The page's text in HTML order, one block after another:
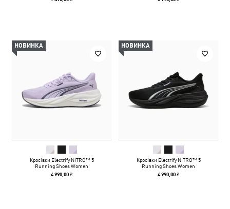
НОВИНКА
Кросівки Electrify NITRO™ 5
Running Shoes Women
4 990,00 ₴
НОВИНКА
Кросівки Electrify NITRO™ 5
Running Shoes Women
4 990,00 ₴